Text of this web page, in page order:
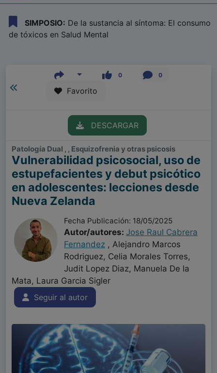
SIMPOSIO: De la sustancia al síntoma: El consumo
de tóxicos en Salud Mental
0 0
Favorito
DESCARGAR
Patología Dual , , Esquizofrenia y otras psicosis
Vulnerabilidad psicosocial, uso de
estupefacientes y debut psicótico
en adolescentes: lecciones desde
Nueva Zelanda
Fecha Publicación: 18/05/2025
Autor/autores: Jose Raul Cabrera
Fernandez , Alejandro Marcos
Rodriguez, Celia Morales Torres,
Judit Lopez Diaz, Manuela De la
Mata, Laura Garcia Sigler
Seguir al autor